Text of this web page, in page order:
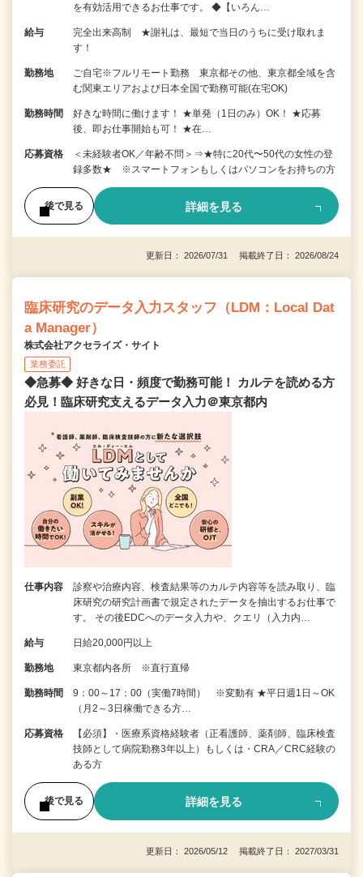
を有効活用できるお仕事です。 ◆【いろん…
給与
完全出来高制 ★謝礼は、最短で当日のうちに受け取れま
す！
勤務地
ご自宅※フルリモート勤務 東京都その他、東京都全域を含
む関東エリアおよび日本全国で勤務可能(在宅OK)
勤務時間
好きな時間に働けます！ ★単発（1日のみ）OK！ ★応募
後、即お仕事開始も可！ ★在…
応募資格
＜未経験者OK／年齢不問＞⇒★特に20代〜50代の女性の登
録多数★ ※スマートフォンもしくはパソコンをお持ちの方
後で見る 詳細を見る
更新日： 2026/07/31 掲載終了日： 2026/08/24
臨床研究のデータ入力スタッフ（LDM：Local Dat
a Manager）
株式会社アクセライズ・サイト
業務委託
◆急募◆ 好きな日・頻度で勤務可能！ カルテを読める方
必見！臨床研究支えるデータ入力＠東京都内
仕事内容
診察や治療内容、検査結果等のカルテ内容等を読み取り、臨
床研究の研究計画書で規定されたデータを抽出するお仕事で
す。 その後EDCへのデータ入力や、クエリ（入力内…
給与 日給20,000円以上
勤務地 東京都内各所 ※直行直帰
勤務時間
9：00～17：00（実働7時間） ※変動有 ★平日週1日～OK
（月2～3日稼働できる方…
応募資格
【必須】・医療系資格経験者（正看護師、薬剤師、臨床検査
技師として病院勤務3年以上）もしくは・CRA／CRC経験の
ある方
後で見る 詳細を見る
更新日： 2026/05/12 掲載終了日： 2027/03/31